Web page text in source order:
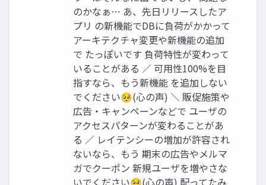
のかなぁ… あ、先日リリースしたア
プリ の新機能でDBに負荷がかかって
アーキテクチャ変更や新機能の追加
で たっぽいです 負荷特性が変わって
いることがある ／ 可用性100%を目
指すなら、もう新機能 を追加しない
でください🥺(心の声) ＼ 販促施策や
広告・キャンペーンなどで ユーザの
アクセスパターンが変わることがあ
る ／ レイテンシーの増加が許容され
ないなら、もう 期末の広告やメルマ
ガでクーポン 新規ユーザを増やさな